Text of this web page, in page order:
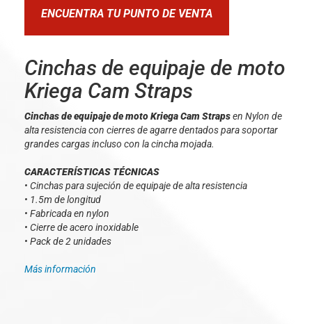
ENCUENTRA TU PUNTO DE VENTA
Cinchas de equipaje de moto
Kriega Cam Straps
Cinchas de equipaje de moto Kriega Cam Strapsen Nylon de
alta resistencia con cierres de agarre dentados para soportar
grandes cargas incluso con la cincha mojada.
CARACTERÍSTICAS TÉCNICAS
• Cinchas para sujeción de equipaje de alta resistencia
• 1.5m de longitud
• Fabricada en nylon
• Cierre de acero inoxidable
• Pack de 2 unidades
Más información